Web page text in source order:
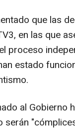
que las
en las que
proceso
estado
al Gobierno
serán